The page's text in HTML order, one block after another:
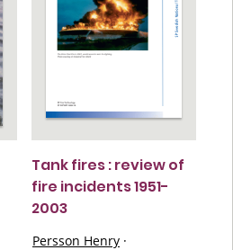
Tank fires : review of
fire incidents 1951-
2003
Persson Henry ·